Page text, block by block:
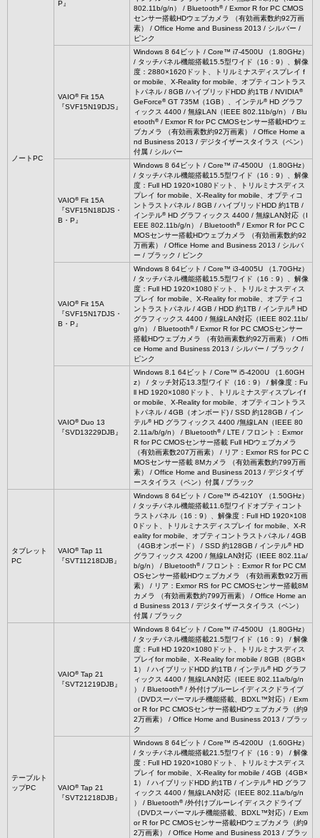
ノートPC
P』
802.11b/g/n） / Bluetooth® / Exmor R for PC CMOS
センサー搭載HDウェブカメラ （有効画素数約92万画
素） / Office Home and Business 2013 / シルバー /
ピンク
VAIO® Fit 15A
『SVF15N19DJS』
Windows 8 64ビット / Core™ i7-4500U （1.80GHz）
/ タッチパネル機能搭載15.5型ワイド（16：9）、解像
度：2880×1620ドット、トリルミナスディスプレイ f
or mobile、X-Reality for mobile、オプティコントラス
トパネル / 8GB /ハイブリッドHDD 約1TB / NVIDIA®
GeForce® GT 735M（1GB）、インテル® HD グラフ
ィックス 4400 / 無線LAN（IEEE 802.11b/g/n） / Blu
etooth® / Exmor R for PC CMOSセンサー搭載HDウェ
ブカメラ （有効画素数約92万画素） / Office Home a
nd Business 2013 / デジタイザースタイラス（ペン）
付属 / シルバー
VAIO® Fit 15A
『SVF15N18DJS・
B・P』
Windows 8 64ビット / Core™ i7-4500U （1.80GHz）
/ タッチパネル機能搭載15.5型ワイド（16：9）、解像
度：Full HD 1920×1080ドット、トリルミナスディス
プレイ for mobile、X-Reality for mobile、オプティコ
ントラストパネル / 8GB / ハイブリッドHDD 約1TB /
インテル® HD グラフィックス 4400 / 無線LAN対応（I
EEE 802.11b/g/n） / Bluetooth® / Exmor R for PC C
MOSセンサー搭載HDウェブカメラ （有効画素数約92
万画素） / Office Home and Business 2013 / シルバ
ー / ブラック / ピンク
VAIO® Fit 15A
『SVF15N17DJS・
B・P』
Windows 8 64ビット / Core™ i3-4005U （1.70GHz）
/ タッチパネル機能搭載15.5型ワイド（16：9）、解像
度：Full HD 1920×1080ドット、トリルミナスディス
プレイ for mobile、X-Reality for mobile、オプティコ
ントラストパネル / 4GB / HDD 約1TB / インテル® HD
グラフィックス 4400 / 無線LAN対応（IEEE 802.11b/
g/n） / Bluetooth® / Exmor R for PC CMOSセンサー
搭載HDウェブカメラ （有効画素数約92万画素） / Offi
ce Home and Business 2013 / シルバー / ブラック /
ピンク
VAIO® Duo 13
『SVD13229DJB』
Windows 8.1 64ビット / Core™ i5-4200U （1.60GH
z） / タッチ対応13.3型ワイド（16：9） / 解像度：Fu
ll HD 1920×1080ドット、トリルミナスディスプレイf
or mobile、X-Reality for mobile、オプティコントラス
トパネル / 4GB（オンボード) / SSD 約128GB / イン
テル® HD グラフィックス 4400 /無線LAN（IEEE 80
2.11a/b/g/n） / Bluetooth® / LTE / フロント：Exmor
R for PC CMOSセンサー搭載 Full HDウェブカメラ
（有効画素数207万画素） / リア：Exmor RS for PC C
MOSセンサー搭載 8Mカメラ （有効画素数約799万画
素） / Office Home and Business 2013 / デジタイザ
ースタイラス（ペン）付属 / ブラック
タブレット
PC
VAIO® Tap 11
『SVT11218DJB』
Windows 8 64ビット / Core™ i5-4210Y （1.50GHz）
/ タッチパネル機能搭載11.6型ワイドオプティコント
ラストパネル（16：9）、解像度：Full HD 1920×108
0ドット、トリルミナスディスプレイ for mobile、X-R
eality for mobile、オプティコントラストパネル / 4GB
（4GBオンボード） / SSD 約128GB / インテル® HD
グラフィックス 4200 / 無線LAN対応（IEEE 802.11a/
b/g/n） / Bluetooth® / フロント：Exmor R for PC CM
OSセンサー搭載HDウェブカメラ （有効画素数92万画
素） / リア：Exmor RS for PC CMOSセンサー搭載8M
カメラ （有効画素数約799万画素） / Office Home an
d Business 2013 / デジタイザースタイラス（ペン）
付属 / ブラック
テーブルト
ップPC
VAIO® Tap 21
『SVT21219DJB』
Windows 8 64ビット / Core™ i7-4500U （1.80GHz）
/ タッチパネル機能搭載21.5型ワイド（16：9） / 解像
度：Full HD 1920×1080ドット、トリルミナスディス
プレイfor mobile、X-Reality for mobile / 8GB（8GB×
1） / ハイブリッドHDD 約1TB / インテル® HD グラフ
ィックス 4400 / 無線LAN対応（IEEE 802.11a/b/g/n
） / Bluetooth® / 外付けブルーレイディスクドライブ
（DVDスーパーマルチ機能搭載、BDXL™対応）/ Exm
or R for PC CMOSセンサー搭載HDウェブカメラ（約9
2万画素） / Office Home and Business 2013 / ブラッ
ク
VAIO® Tap 21
『SVT21218DJB』
Windows 8 64ビット / Core™ i5-4200U （1.60GHz）
/ タッチパネル機能搭載21.5型ワイド（16：9） / 解像
度：Full HD 1920×1080ドット、トリルミナスディス
プレイ for mobile、X-Reality for mobile / 4GB（4GB×
1） / ハイブリッドHDD 約1TB / インテル® HD グラフ
ィックス 4400 / 無線LAN対応（IEEE 802.11a/b/g/n
） / Bluetooth® /外付けブルーレイディスクドライブ
（DVDスーパーマルチ機能搭載、BDXL™対応）/ Exm
or R for PC CMOSセンサー搭載HDウェブカメラ（約9
2万画素） / Office Home and Business 2013 / ブラッ